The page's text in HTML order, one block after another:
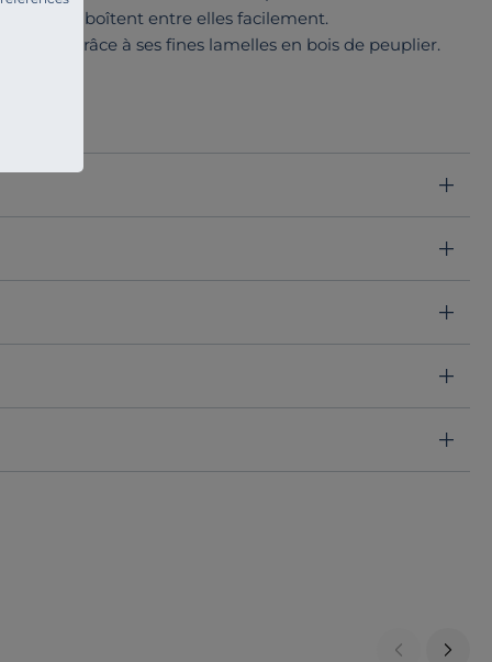
s'emboîtent entre elles facilement.
grâce à ses fines lamelles en bois de peuplier.